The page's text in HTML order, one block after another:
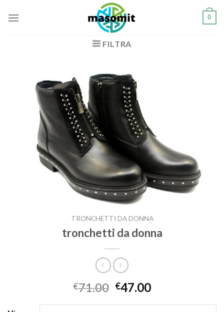
0
FILTRA
TRONCHETTI DA DONNA
tronchetti da donna
€71.00 €47.00